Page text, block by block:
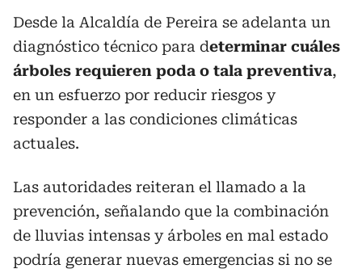
Desde la Alcaldía de Pereira se adelanta un
diagnóstico técnico para determinar cuáles
árboles requieren poda o tala preventiva,
en un esfuerzo por reducir riesgos y
responder a las condiciones climáticas
actuales.
Las autoridades reiteran el llamado a la
prevención, señalando que la combinación
de lluvias intensas y árboles en mal estado
podría generar nuevas emergencias si no se